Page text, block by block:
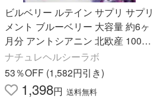
ビルベリー ルテイン サプリ サプリ
メント ブルーベリー 大容量 約6ヶ
月分 アントシアニン 北欧産 100倍
濃縮 爆買
ナチュレヘルシーラボ
53％OFF (1,582円引き)
1,398円 送料無料